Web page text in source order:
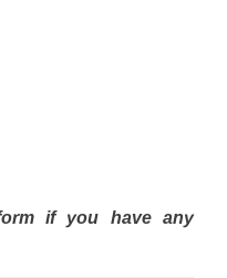
if you have any